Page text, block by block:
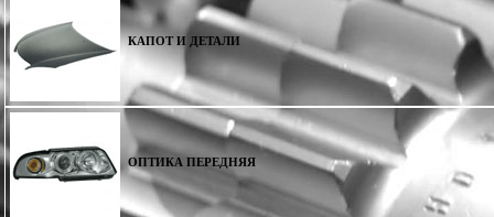
КАПОТ И ДЕТАЛИ
ОПТИКА ПЕРЕДНЯЯ